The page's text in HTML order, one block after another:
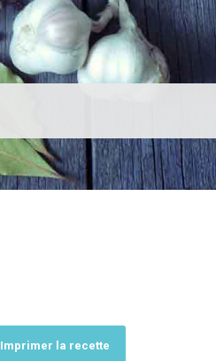
Imprimer la recette